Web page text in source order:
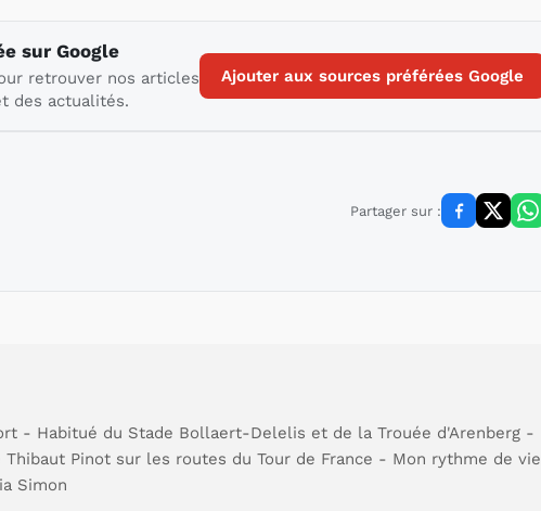
sur Google
retrouver nos articles
des actualités.
Ajouter aux sources préférées Google
Partager sur :
- Habitué du Stade Bollaert-Delelis et de la Trouée d'Arenberg -
Pinot sur les routes du Tour de France - Mon rythme de vie
Simon